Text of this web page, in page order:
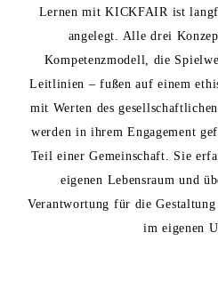
Lernen mit KICKFAIR ist
angelegt . Alle drei
Kompetenzmodell, die
Leitlinien – fußen auf einem
mit Werten des
werden in ihrem Engagement
Teil einer Gemeinschaft. Sie
eigenen Lebensraum und
Verantwortung für die
im eigenen